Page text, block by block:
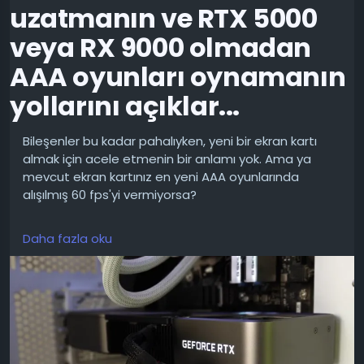
uzatmanın ve RTX 5000
veya RX 9000 olmadan
AAA oyunları oynamanın
yollarını açıklar...
Bileşenler bu kadar pahalıyken, yeni bir ekran kartı
almak için acele etmenin bir anlamı yok. Ama ya
mevcut ekran kartınız en yeni AAA oyunlarında
alışılmış 60 fps'yi vermiyorsa?
Doğru grafik ayarları, akıllı ölçeklendirme ve üçüncü
taraf yardımcı programlar yardımcı olabilir. Tüm
bunlar, 3-4 yıllık bir GPU'ya yeni bir hayat verebilir. İşte
XDA'dan, oyun performansından ödün vermeden
GeForce RTX 5000 veya Radeon RX 9000'de tasarruf
etmenize yardımcı olacak dört temel ilke.
Genellikle darboğaz, GPU'nun işlem gücü değil,
Daha fazla oku